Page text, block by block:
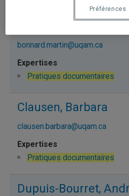
bonnard.martin@uqam.ca
Pratiques documentaires
Clausen, Barbara
clausen.barbara@uqam.ca
Pratiques documentaires
Dupuis-Bourret,
Préférences